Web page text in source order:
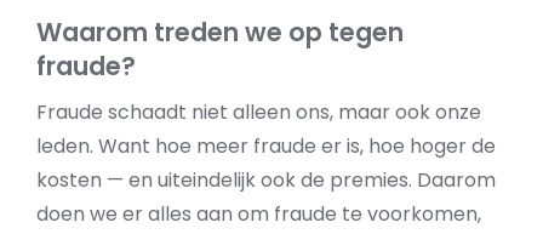
Waarom treden we op tegen
fraude?
Fraude schaadt niet alleen ons, maar ook onze
leden. Want hoe meer fraude er is, hoe hoger de
kosten — en uiteindelijk ook de premies. Daarom
doen we er alles aan om fraude te voorkomen,